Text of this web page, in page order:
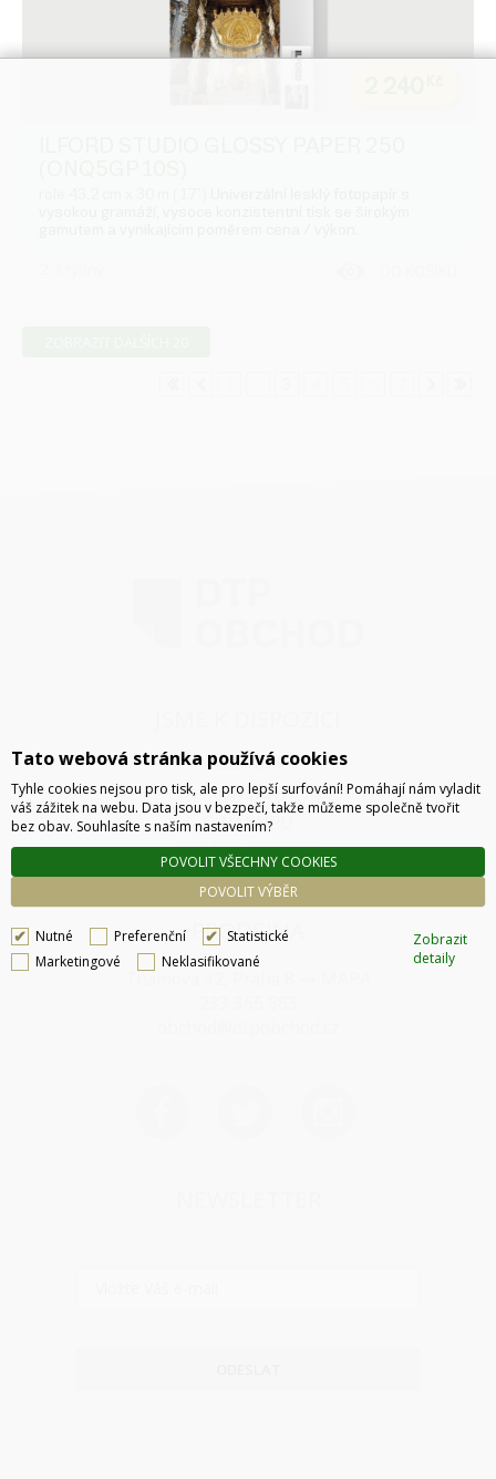
ČLÁNKY
KONTAKT
O NÁKUPU
SPRÁVA COOKIES
PRODEJNA
Thámova 32, Praha 8
Tato webová stránka používá cookies
Tyhle cookies nejsou pro tisk, ale pro lepší surfování! Pomáhají nám vyladit
váš zážitek na webu. Data jsou v bezpečí, takže můžeme společně tvořit
bez obav. Souhlasíte s naším nastavením?
POVOLIT VÝBĚR
POVOLIT VŠECHNY COOKIES
Nutné Preferenční
Statistické
Marketingové
Neklasifikované
Zobrazit
detaily